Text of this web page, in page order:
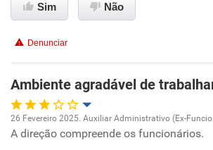
Conciliação com a vida familiar
Não recomenda esta empresa
Não recomenda a diretoria
Sim Não
Denunciar
Ambiente agradável de
Oportunidade de promoção
26 Fevereiro 2025. Auxiliar Administrativo (Ex-
A direção compreende os funcionários.